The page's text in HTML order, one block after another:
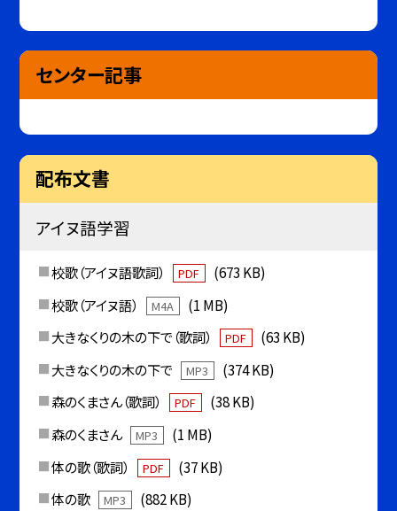
センター記事
配布文書
アイヌ語学習
校歌（アイヌ語歌詞） PDF
(673 KB)
校歌（アイヌ語）
M4A
(1 MB)
大きなくりの木の下で（歌詞）
PDF
(63 KB)
大きなくりの木の下で
MP3
(374 KB)
森のくまさん（歌詞）
PDF
(38 KB)
森のくまさん
MP3
(1 MB)
体の歌（歌詞）
PDF
(37 KB)
体の歌
MP3 (882 KB)